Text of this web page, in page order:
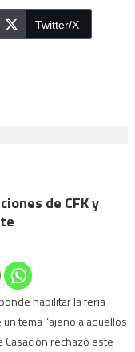
Twitter/X
de CFK y
habilitar la feria
tema “ajeno a aquellos
Casación rechazó este